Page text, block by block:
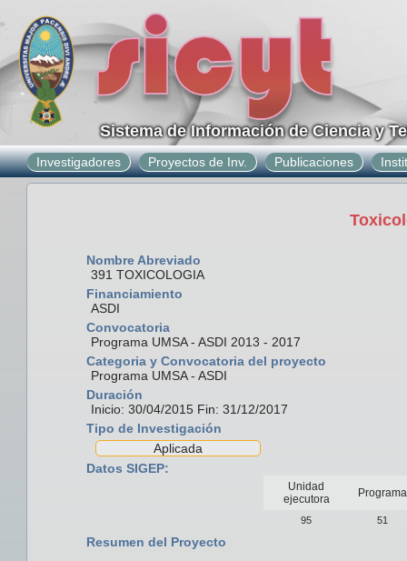
Sistema de Información de Ciencia y
Investigadores Proyectos de Inv. Publicaciones
Nombre Abreviado
391 TOXICOLOGIA
Financiamiento
ASDI
Convocatoria
Programa UMSA - ASDI 2013 - 2017
Categoria y Convocatoria del proyecto
Programa UMSA - ASDI
Duración
Inicio: 30/04/2015 Fin: 31/12/2017
Tipo de Investigación
Aplicada
Datos SIGEP:
Unidad
ejecutora
Programa
95 51
Resumen del Proyecto